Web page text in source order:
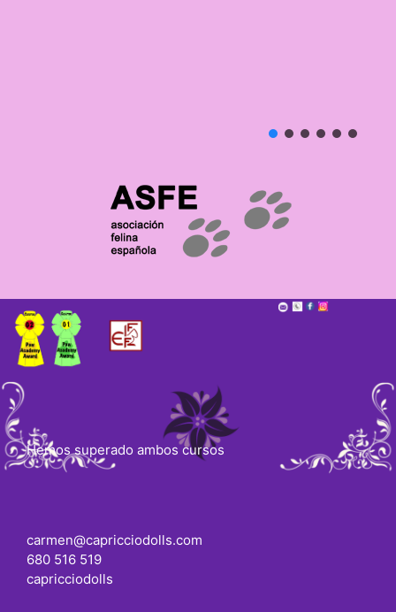
Hemos superado ambos cursos
carmen@capricciodolls.com
680 516 519
capricciodolls